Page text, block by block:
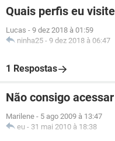
Quais perfis eu
Lucas - 9 dez 2018 à 01:59
ninha25 - 9 dez 2018 à 06:47
1 Respostas
Não consigo
Marilene - 5 ago 2009 à 13:47
eu - 31 mai 2010 à 18:38